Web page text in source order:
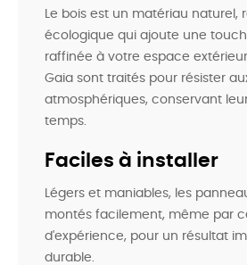
Le bois est un matériau naturel,
écologique qui ajoute une
raffinée à votre espace
Gaia sont traités pour résister
atmosphériques, conservant
temps.
Faciles à installer
Légers et maniables, les
montés facilement, même par
d'expérience, pour un résultat
durable.